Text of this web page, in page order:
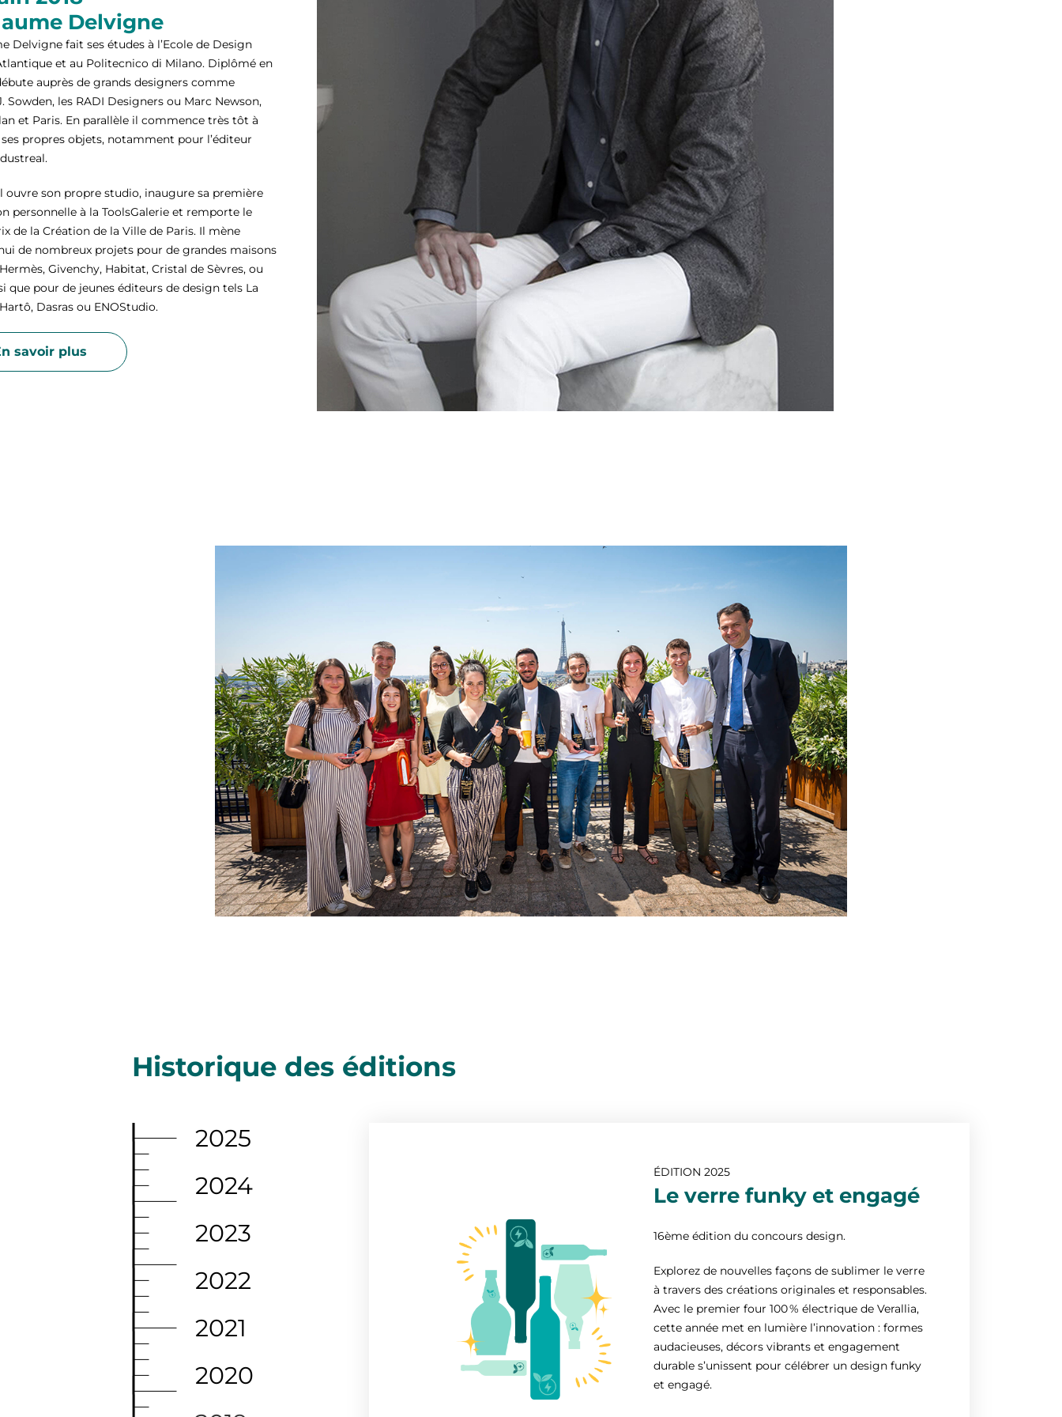
Delvigne
Delvigne fait ses études à l’Ecole de Design
et au Politecnico di Milano. Diplômé en
auprès de grands designers comme
Sowden, les RADI Designers ou Marc Newson,
et Paris. En parallèle il commence très tôt à
propres objets, notamment pour l’éditeur
il ouvre son propre studio, inaugure sa première
personnelle à la ToolsGalerie et remporte le
de la Création de la Ville de Paris. Il mène
de nombreux projets pour de grandes maisons
Givenchy, Habitat, Cristal de Sèvres, ou
que pour de jeunes éditeurs de design tels La
Dasras ou ENOStudio.
savoir plus
Historique des éditions
2025
2024
2023
2022
2021
2020
ÉDITION 2025
Le verre funky et engagé
16ème édition du concours design.
Explorez de nouvelles façons de sublimer le verre
à travers des créations originales et responsables.
Avec le premier four 100 % électrique de Verallia,
cette année met en lumière l’innovation : formes
audacieuses, décors vibrants et engagement
durable s’unissent pour célébrer un design funky
et engagé.